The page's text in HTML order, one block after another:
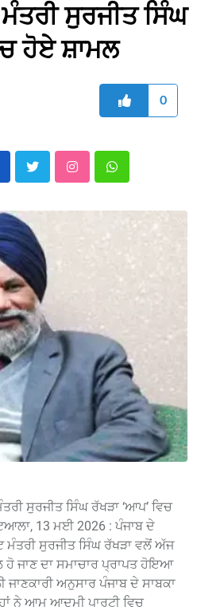
ਸੁਰਜੀਤ ਸਿੰਘ
ਹੋਏ ਸ਼ਾਮਲ
0
ਸੁਰਜੀਤ ਸਿੰਘ ਰੱਖੜਾ ‘ਆਪ’ ਵਿਚ
13 ਮਈ 2026 : ਪੰਜਾਬ ਦੇ
ਮੰਤਰੀ ਸੁਰਜੀਤ ਸਿੰਘ ਰੱਖੜਾ ਵਲੋਂ ਅੱਜ
ਜਾਣ ਦਾ ਸਮਾਚਾਰ ਪ੍ਰਾਪਤ ਹੋਇਆ
ਅਨੁਸਾਰ ਪੰਜਾਬ ਦੇ ਸਾਬਕਾ
ਨੇ ਆਮ ਆਦਮੀ ਪਾਰਟੀ ਵਿਚ